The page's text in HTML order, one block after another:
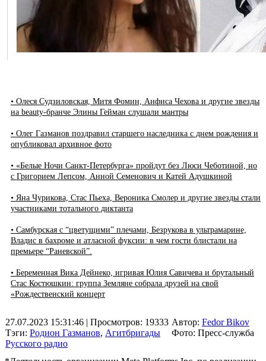
• Олеся Судзиловская, Митя Фомин, Анфиса Чехова и другие звезды
на beauty-бранче Элины Гейман слушали мантры
• Олег Газманов поздравил старшего наследника с днем рождения и
опубликовал архивное фото
• «Белые Ночи Санкт-Петербурга» пройдут без Люси Чеботиной, но
с Григорием Лепсом, Анной Семенович и Катей Адушкиной
• Яна Чурикова, Стас Пьеха, Вероника Смолер и другие звезды стали
участниками тотального диктанта
• Самбурская с “цветущими” плечами, Безрукова в ультрамарине,
Владис в бахроме и атласной фуксии: в чем гости блистали на
премьере “Раневской”.
• Беременная Вика Дейнеко, игривая Юлия Савичева и брутальный
Стас Костюшкин: группа Земляне собрала друзей на свой
«Рождественский концерт
27.07.2023 15:31:46 | Просмотров: 19333
Тэги: Родион Газманов, Агитбригады
Русского радио
Автор: Fedor Bikov
Фото: Пресс-служба